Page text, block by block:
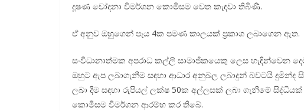
දූෂණ චෝදනා විමර්ශන කොමිසම වෙත කැඳවා තිබිණි.
ඒ අනුව ඔහුගෙන් පැය 4ක පමණ කාලයක් ප්‍රකාශ ලබාගෙන ඇත.
සංවිධානාත්මක අපරාධ කල්ලි සාමාජිකයෙකු ලෙස හැඳින්වෙන
ඔහුට ඇප ලබාගැනීම සඳහා ආධාර අනුබල ලබාදුන් බවටයි
ලබා දීම සඳහා රුපියල් ලක්ෂ 50ක අල්ලසක් ලබා ගැනීමේ
කොමිසම විමර්ශන ආරම්භ කර තිබේ.